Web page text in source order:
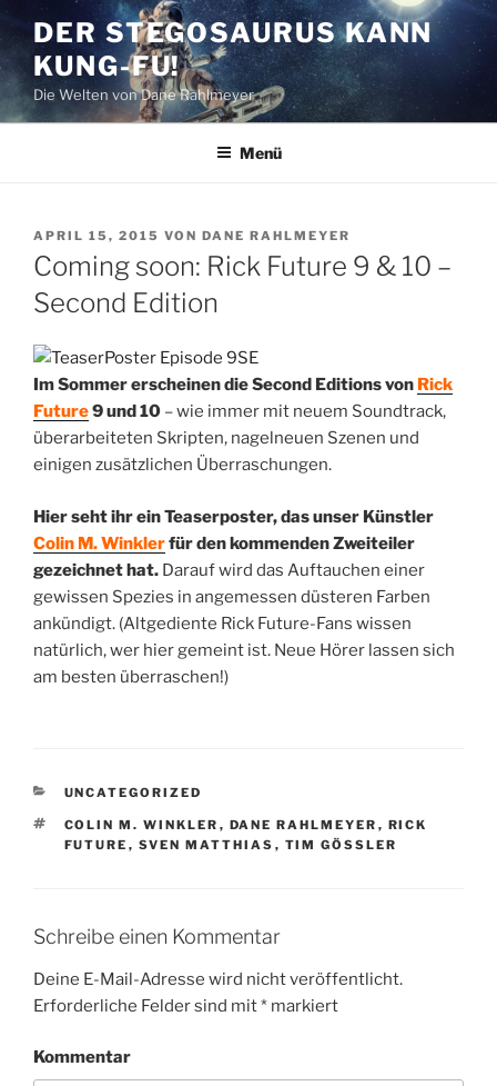
Zum
Inhalt
springen
DER STEGOSAURUS KANN
KUNG-FU!
Die Welten von Dane Rahlmeyer
Menü
VERÖFFENTLICHT
AM
APRIL 15, 2015 VON DANE RAHLMEYER
Coming soon: Rick Future 9 & 10 –
Second Edition
Im Sommer erscheinen die Second Editions von Rick
Future9 und 10 – wie immer mit neuem Soundtrack,
überarbeiteten Skripten, nagelneuen Szenen und
einigen zusätzlichen Überraschungen.
Hier seht ihr ein Teaserposter, das unser Künstler
Colin M. Winklerfür den kommenden Zweiteiler
gezeichnet hat. Darauf wird das Auftauchen einer
gewissen Spezies in angemessen düsteren Farben
ankündigt. (Altgediente Rick Future-Fans wissen
natürlich, wer hier gemeint ist. Neue Hörer lassen sich
am besten überraschen!)
KATEGORIEN
UNCATEGORIZED
SCHLAGWÖRTER
COLIN M. WINKLER , DANE RAHLMEYER , RICK
FUTURE , SVEN MATTHIAS , TIM GÖSSLER
Schreibe einen Kommentar
Deine E-Mail-Adresse wird nicht veröffentlicht.
Erforderliche Felder sind mit* markiert
Kommentar